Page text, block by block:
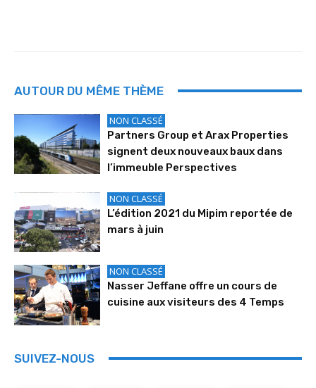
AUTOUR DU MÊME THÈME
NON CLASSÉ
Partners Group et Arax Properties
signent deux nouveaux baux dans
l’immeuble Perspectives
NON CLASSÉ
L’édition 2021 du Mipim reportée de
mars à juin
NON CLASSÉ
Nasser Jeffane offre un cours de
cuisine aux visiteurs des 4 Temps
SUIVEZ-NOUS